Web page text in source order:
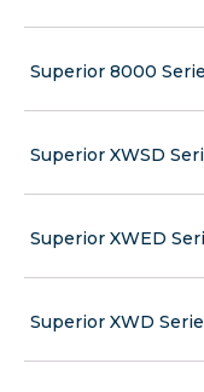
Superior 8000
Superior XWSD
Superior XWED
Superior XWD